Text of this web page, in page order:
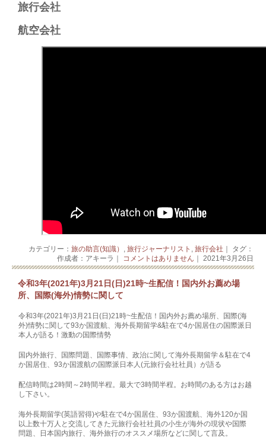
旅行会社​
航空会社​
カテゴリー： 旅の助言(知識） , 旅行ジャーナリスト , 旅行会社 ｜ タグ：
作成者：アキーラ｜ コメントはありません ｜ 2021年3月26日
令和3年(2021年)3月21日(日)21時~生配信！国内外お薦め場
所、国際(海外)情勢に関して
令和3年(2021年)3月21日(日)21時~生配信！国内外お薦め場所、国際(海
外)情勢に関して93か国渡航、海外長期留学&駐在で4か国居住の国際派日
本人が語る！激動の国際情勢
国内外旅行、国際問題、国際事情、政治に関して海外長期留学＆駐在で4
か国居住、93か国渡航の国際派日本人(元旅行会社社員）が語る
配信時間は2時間～2時間半程。最大で3時間半程。お時間のある方はお越
し下さい。
海外長期留学(英語習得)や駐在で4か国居住、93か国渡航、海外120か国
以上数十万人と交流してきた元旅行会社社員の小生が海外の現状や国際
問題、日本国内旅行、海外旅行のオススメ場所などに関して言及。